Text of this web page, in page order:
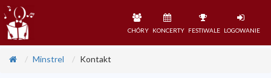
CHÓRY KONCERTY FESTIWALE LOGOWANIE
Minstrel Kontakt